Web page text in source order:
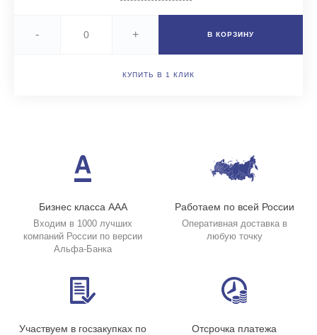
- + В КОРЗИНУ
КУПИТЬ В 1 КЛИК
Бизнес класса ААА
Входим в 1000 лучших
компаний России по версии
Альфа-Банка
Работаем по всей России
Оперативная доставка в
любую точку
Участвуем в госзакупках по
Отсрочка платежа